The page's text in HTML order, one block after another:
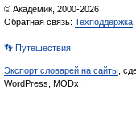
© Академик, 2000-2026
Обратная связь: Техподдержка
👣 Путешествия
Экспорт словарей на сайты ,
WordPress, MODx.